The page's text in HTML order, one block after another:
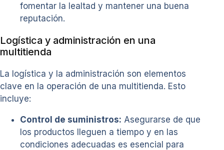
fomentar la lealtad y mantener una buena
reputación.
Logística y administración en una
multitienda
La logística y la administración son elementos
clave en la operación de una multitienda. Esto
incluye:
Control de suministros: Asegurarse de que
los productos lleguen a tiempo y en las
condiciones adecuadas es esencial para